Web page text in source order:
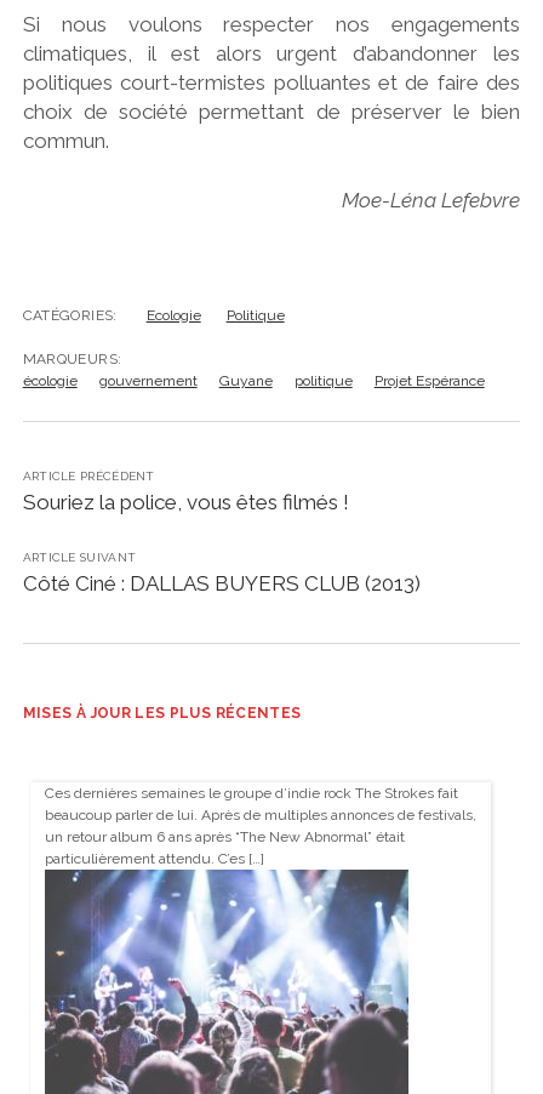
Si nous voulons respecter nos engagements
climatiques, il est alors urgent d’abandonner les
politiques court-termistes polluantes et de faire des
choix de société permettant de préserver le bien
commun.
Moe-Léna Lefebvre
CATÉGORIES: Ecologie Politique
MARQUEURS:
écologie
gouvernement Guyane politique Projet Espérance
ARTICLE PRÉCÉDENT
Souriez la police, vous êtes filmés !
ARTICLE SUIVANT
Côté Ciné : DALLAS BUYERS CLUB (2013)
MISES À JOUR LES PLUS RÉCENTES
Ces dernières semaines le groupe d’indie rock The Strokes fait
beaucoup parler de lui. Après de multiples annonces de festivals,
un retour album 6 ans après “The New Abnormal” était
particulièrement attendu. C’es […]